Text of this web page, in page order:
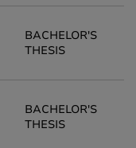
BACHELOR'S
THESIS
BACHELOR'S
THESIS